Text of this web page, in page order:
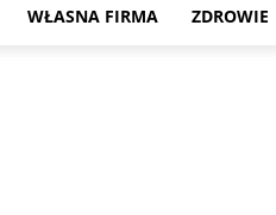
WŁASNA FIRMA ZDROWIE